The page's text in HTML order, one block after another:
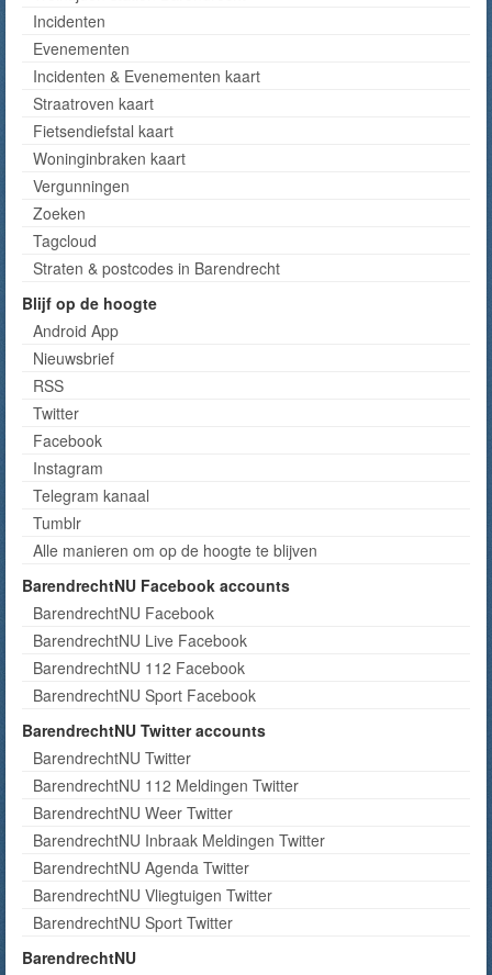
Incidenten
Evenementen
Incidenten & Evenementen kaart
Straatroven kaart
Fietsendiefstal kaart
Woninginbraken kaart
Vergunningen
Zoeken
Tagcloud
Straten & postcodes in Barendrecht
Blijf op de hoogte
Android App
Nieuwsbrief
RSS
Twitter
Facebook
Instagram
Telegram kanaal
Tumblr
Alle manieren om op de hoogte te blijven
BarendrechtNU Facebook accounts
BarendrechtNU Facebook
BarendrechtNU Live Facebook
BarendrechtNU 112 Facebook
BarendrechtNU Sport Facebook
BarendrechtNU Twitter accounts
BarendrechtNU Twitter
BarendrechtNU 112 Meldingen Twitter
BarendrechtNU Weer Twitter
BarendrechtNU Inbraak Meldingen Twitter
BarendrechtNU Agenda Twitter
BarendrechtNU Vliegtuigen Twitter
BarendrechtNU Sport Twitter
BarendrechtNU